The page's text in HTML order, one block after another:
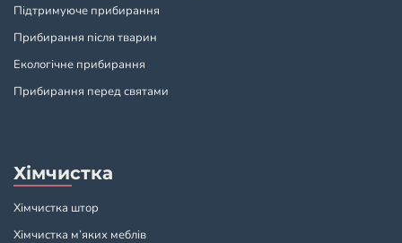
Підтримуюче прибирання
Прибирання після тварин
Екологічне прибирання
Прибирання перед святами
Хімчистка
Хімчистка штор
Хімчистка м’яких меблів